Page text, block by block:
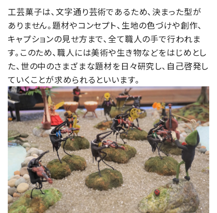
工芸菓子は、文字通り芸術であるため、決まった型が
ありません。題材やコンセプト、生地の色づけや創作、
キャプションの見せ方まで、全て職人の手で行われま
す。このため、職人には美術や生き物などをはじめとし
た、世の中のさまざまな題材を日々研究し、自己啓発し
ていくことが求められるといいます。